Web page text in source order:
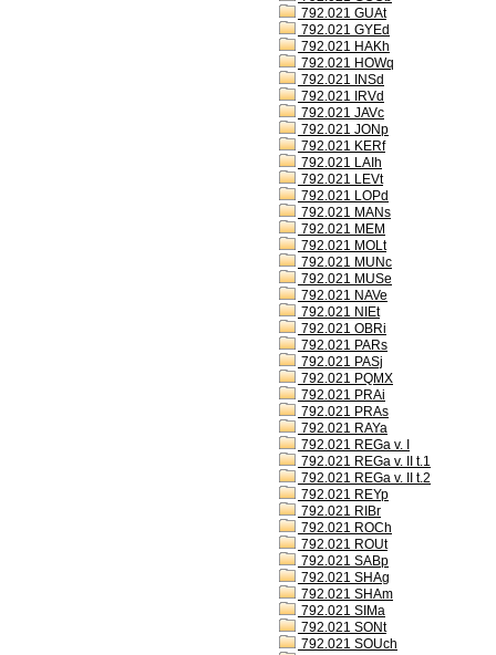
792.021 GUAt
792.021 GYEd
792.021 HAKh
792.021 HOWq
792.021 INSd
792.021 IRVd
792.021 JAVc
792.021 JONp
792.021 KERf
792.021 LAIh
792.021 LEVt
792.021 LOPd
792.021 MANs
792.021 MEM
792.021 MOLt
792.021 MUNc
792.021 MUSe
792.021 NAVe
792.021 NIEt
792.021 OBRi
792.021 PARs
792.021 PASj
792.021 PQMX
792.021 PRAi
792.021 PRAs
792.021 RAYa
792.021 REGa v. I
792.021 REGa v. II t.1
792.021 REGa v. II t.2
792.021 REYp
792.021 RIBr
792.021 ROCh
792.021 ROUt
792.021 SABp
792.021 SHAg
792.021 SHAm
792.021 SIMa
792.021 SONt
792.021 SOUch